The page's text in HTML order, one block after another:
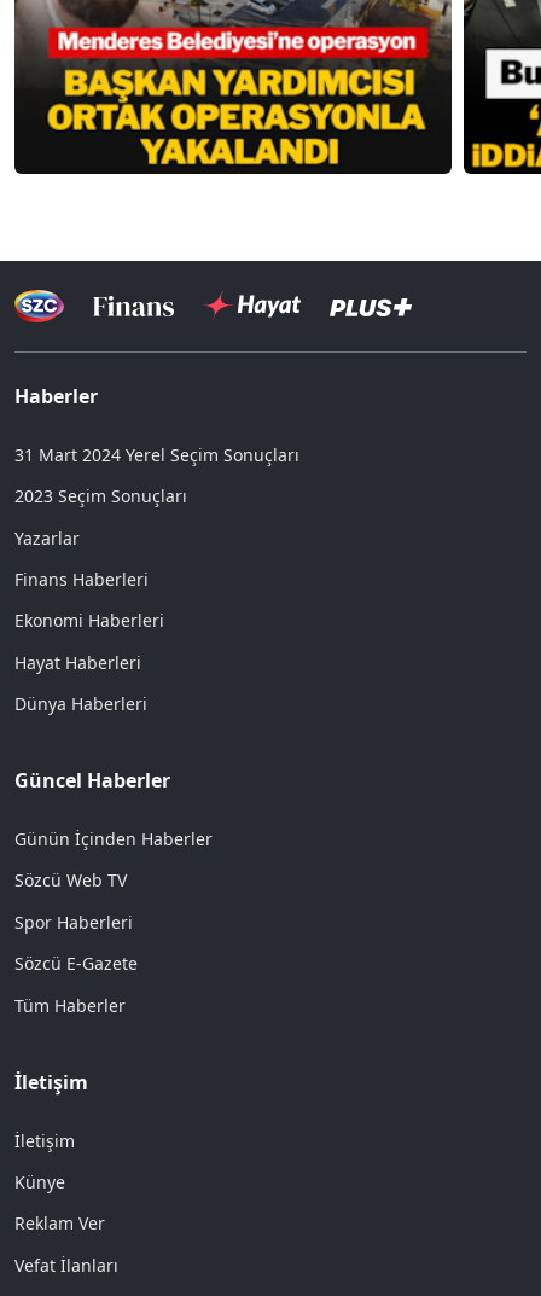
Haberler
31 Mart 2024 Yerel Seçim Sonuçları
2023 Seçim Sonuçları
Yazarlar
Finans Haberleri
Ekonomi Haberleri
Hayat Haberleri
Dünya Haberleri
Güncel Haberler
Günün İçinden Haberler
Sözcü Web TV
Spor Haberleri
Sözcü E-Gazete
Tüm Haberler
İletişim
İletişim
Künye
Reklam Ver
Vefat İlanları